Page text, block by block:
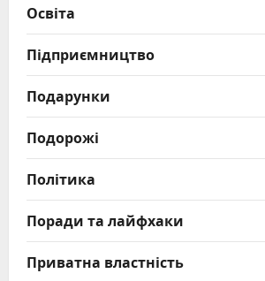
Освіта
Підприємництво
Подарунки
Подорожі
Політика
Поради та лайфхаки
Приватна властність